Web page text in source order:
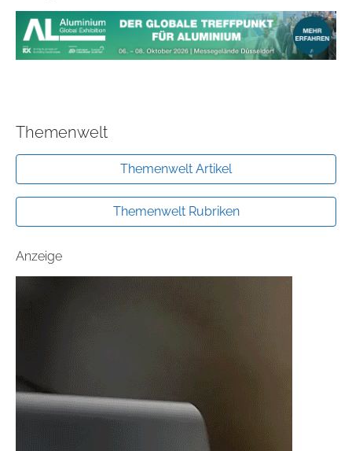
Themenwelt
Themenwelt Artikel
Themenwelt Rubriken
Anzeige